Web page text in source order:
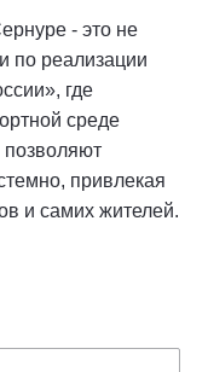
- это не
по реализации
где
среде
позволяют
привлекая
и самих жителей.